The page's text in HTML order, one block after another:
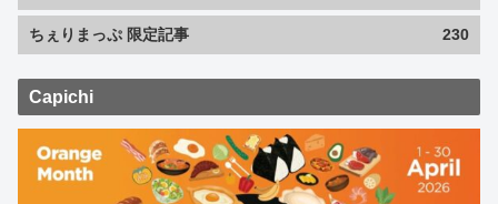
ちぇりまっぷ 限定記事 230
Capichi